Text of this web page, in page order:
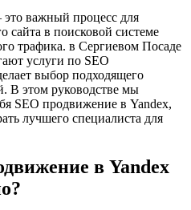
важный процесс для
сайта в поисковой системе
трафика. в Сергиевом Посаде
услуги по SEO
выбор подходящего
В этом руководстве мы
SEO продвижение в Yandex,
лучшего специалиста для
в Yandex